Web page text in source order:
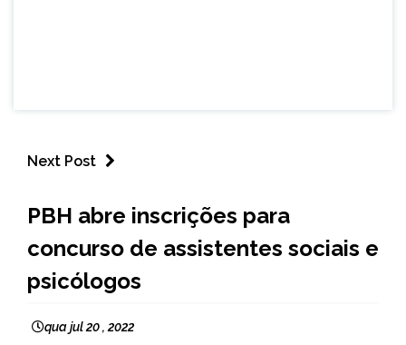
Next Post
MINAS
GERAIS
PBH abre inscrições para
concurso de assistentes sociais e
psicólogos
qua jul 20 , 2022